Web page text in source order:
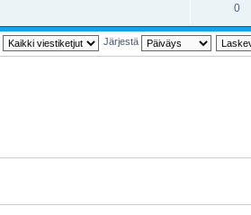
0
Järjestä